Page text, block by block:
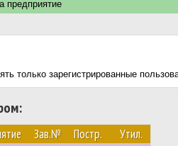
предприятие
только зарегистрированные
Зав.№ Постр. Утил.